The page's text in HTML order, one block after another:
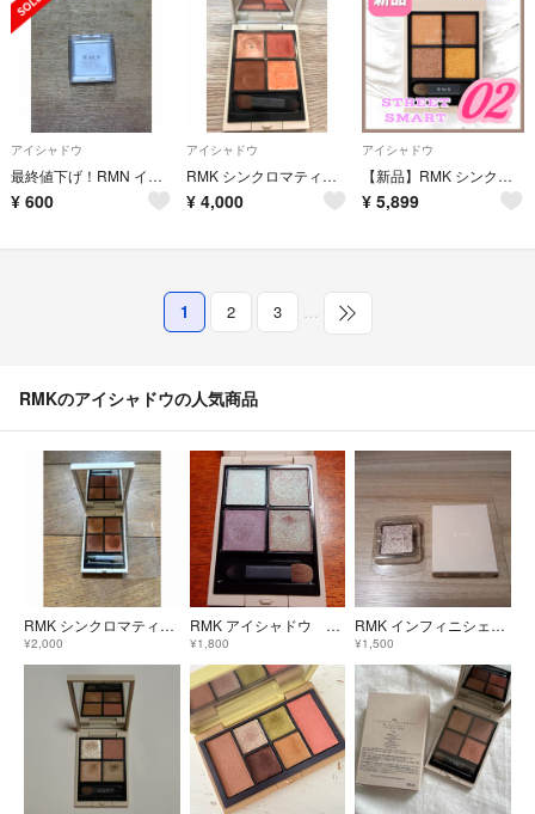
アイシャドウ
最終値下げ！RMN インジーニアス パウダーアイズ N24 シャイニーホワイトシルバー
¥ 600
アイシャドウ
RMK シンクロマティック アイシャドウパレット #05 ディライトフル
¥ 4,000
アイシャドウ
【新品】RMK シンクロマティックアイシャドウパレット 02 ストリートスマート
¥ 5,899
1 2 3 …
RMKのアイシャドウの人気商品
RMK シンクロマティックアイシャドゥパレット 03
¥2,000
RMK アイシャドウ サウンドオブサハラ
¥1,800
RMK インフィニシェイド シングル アイシャドウ レフィル EX-04 ドラゴン ティアー
¥1,500